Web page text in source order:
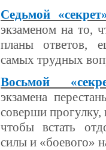
Седьмой
экзаменом на то,
планы ответов,
самых трудных
Восьмой
экзамена
соверши
чтобы встать
силы и «боевого»